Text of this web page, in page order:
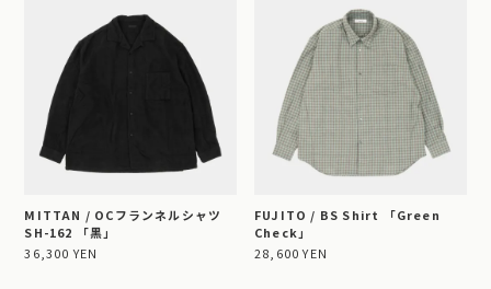
MITTAN / OCフランネルシャツ
SH-162 「黒」
36,300 YEN
FUJITO / BS Shirt 「Green
Check」
28,600 YEN